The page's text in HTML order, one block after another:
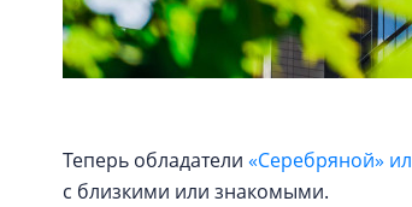
Теперь обладатели «Серебряной»
с близкими или знакомыми.